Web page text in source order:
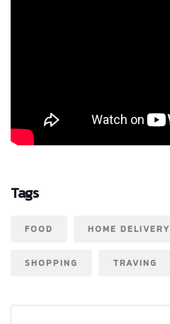
Tags
FOOD HOME DELIVERY
SHOPPING TRAVING